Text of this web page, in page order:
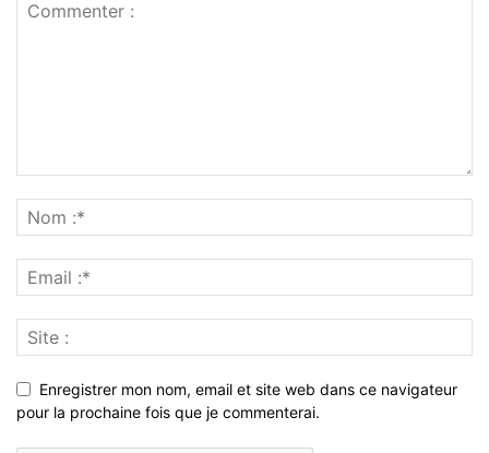
Enregistrer mon nom, email et site web dans ce navigateur
pour la prochaine fois que je commenterai.